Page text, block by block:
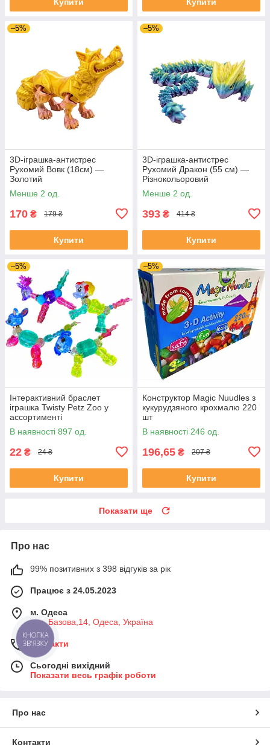
–5%
3D-іграшка-антистрес
Рухомий Вовк (18см) —
Золотий
Менше 2 од.
170 ₴ 179 ₴
Купити
–5%
3D-іграшка-антистрес
Рухомий Дракон (55 см) —
Різнокольоровий
Менше 2 од.
393 ₴ 414 ₴
Купити
–5%
Інтерактивний браслет
іграшка Twisty Petz Zoo у
ассортименті
В наявності 897 од.
22 ₴ 24 ₴
Купити
–5%
Конструктор Magic Nuudles з
кукурудзяного крохмалю 220
шт
В наявності 246 од.
196,65 ₴ 207 ₴
Купити
Показати ще
Про нас
99% позитивних з 398 відгуків за рік
Працює з 24.05.2023
м. Одеса
вул. Базова,14, Одеса, Україна
Контакти
Сьогодні вихідний
Показати весь графік роботи
Про нас
Контакти
КНОПКА
ЗВ'ЯЗКУ